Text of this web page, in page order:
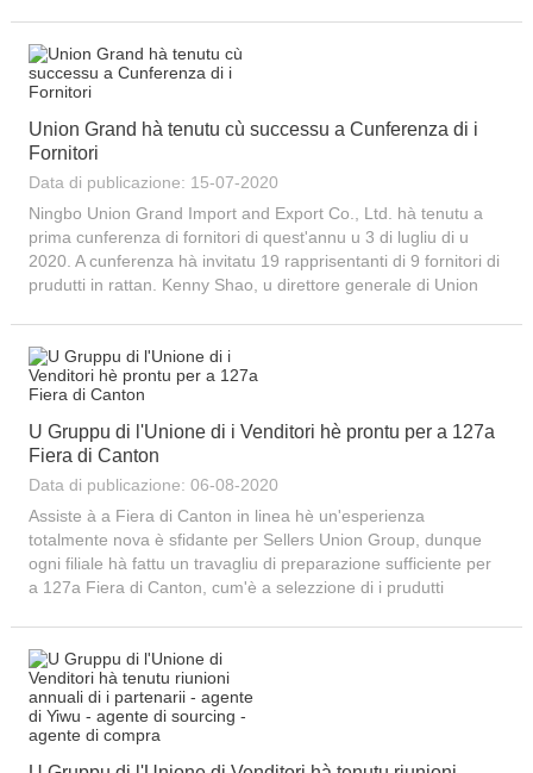
Union Grand hà tenutu cù successu a Cunferenza di i
Fornitori
Data di publicazione: 15-07-2020
Ningbo Union Grand Import and Export Co., Ltd. hà tenutu a
prima cunferenza di fornitori di quest'annu u 3 di lugliu di u
2020. A cunferenza hà invitatu 19 rapprisentanti di 9 fornitori di
prudutti in rattan. Kenny Shao, u direttore generale di Union
U Gruppu di l'Unione di i Venditori hè prontu per a 127a
Fiera di Canton
Data di publicazione: 06-08-2020
Assiste à a Fiera di Canton in linea hè un'esperienza
totalmente nova è sfidante per Sellers Union Group, dunque
ogni filiale hà fattu un travagliu di preparazione sufficiente per
a 127a Fiera di Canton, cum'è a selezzione di i prudutti